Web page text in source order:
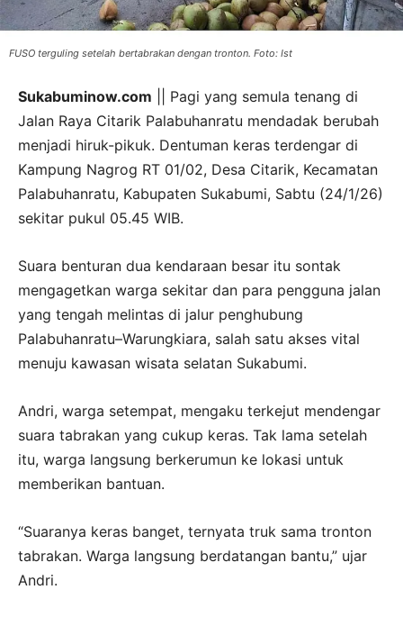
FUSO terguling setelah bertabrakan dengan tronton. Foto: Ist
Sukabuminow.com || Pagi yang semula tenang di
Jalan Raya Citarik Palabuhanratu mendadak berubah
menjadi hiruk-pikuk. Dentuman keras terdengar di
Kampung Nagrog RT 01/02, Desa Citarik, Kecamatan
Palabuhanratu, Kabupaten Sukabumi, Sabtu (24/1/26)
sekitar pukul 05.45 WIB.
Suara benturan dua kendaraan besar itu sontak
mengagetkan warga sekitar dan para pengguna jalan
yang tengah melintas di jalur penghubung
Palabuhanratu–Warungkiara, salah satu akses vital
menuju kawasan wisata selatan Sukabumi.
Andri, warga setempat, mengaku terkejut mendengar
suara tabrakan yang cukup keras. Tak lama setelah
itu, warga langsung berkerumun ke lokasi untuk
memberikan bantuan.
“Suaranya keras banget, ternyata truk sama tronton
tabrakan. Warga langsung berdatangan bantu,” ujar
Andri.